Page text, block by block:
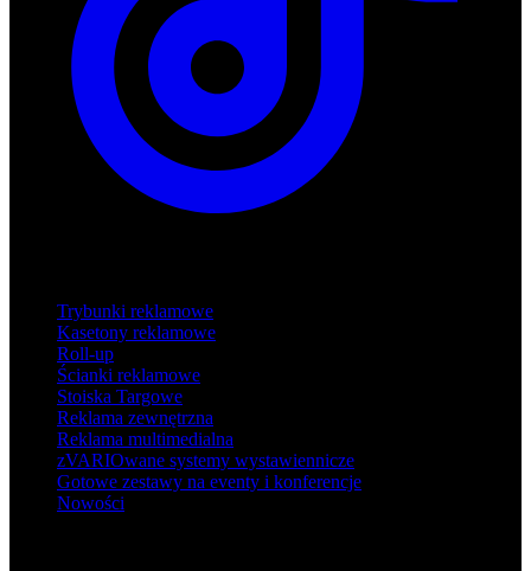
Trybunki reklamowe
Kasetony reklamowe
Roll-up
Ścianki reklamowe
Stoiska Targowe
Reklama zewnętrzna
Reklama multimedialna
zVARIOwane systemy wystawiennicze
Gotowe zestawy na eventy i konferencje
Nowości